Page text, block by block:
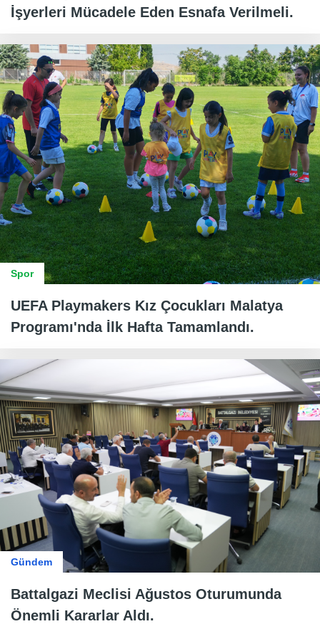
İşyerleri Mücadele Eden Esnafa Verilmeli.
Spor
UEFA Playmakers Kız Çocukları Malatya
Programı'nda İlk Hafta Tamamlandı.
Gündem
Battalgazi Meclisi Ağustos Oturumunda
Önemli Kararlar Aldı.